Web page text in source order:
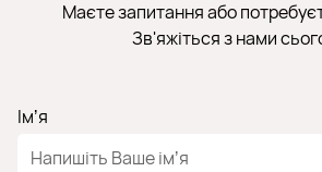
Маєте запитання або
Зв'яжіться з нами
Імʼя